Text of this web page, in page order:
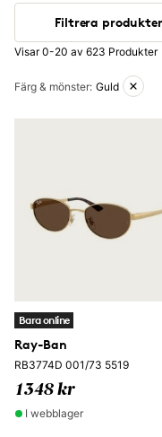
Filtrera produkter
Visar 0-20 av 623 Produkter
Aktiva filter
Färg & mönster: Guld
Bara online
Ray-Ban
RB3774D 001/73 5519
1348 kr
I webblager